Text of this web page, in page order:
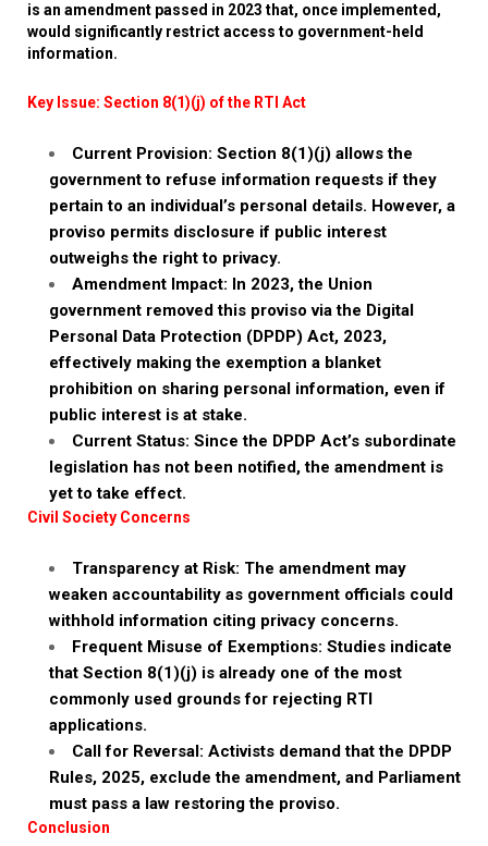
is an amendment passed in 2023 that, once implemented,
would significantly restrict access to government-held
information.
Key Issue: Section 8(1)(j) of the RTI Act
Current Provision: Section 8(1)(j) allows the
government to refuse information requests if they
pertain to an individual’s personal details. However, a
proviso permits disclosure if public interest
outweighs the right to privacy.
Amendment Impact: In 2023, the Union
government removed this proviso via the Digital
Personal Data Protection (DPDP) Act, 2023,
effectively making the exemption a blanket
prohibition on sharing personal information, even if
public interest is at stake.
Current Status: Since the DPDP Act’s subordinate
legislation has not been notified, the amendment is
yet to take effect.
Civil Society Concerns
Transparency at Risk: The amendment may
weaken accountability as government officials could
withhold information citing privacy concerns.
Frequent Misuse of Exemptions: Studies indicate
that Section 8(1)(j) is already one of the most
commonly used grounds for rejecting RTI
applications.
Call for Reversal: Activists demand that the DPDP
Rules, 2025, exclude the amendment, and Parliament
must pass a law restoring the proviso.
Conclusion